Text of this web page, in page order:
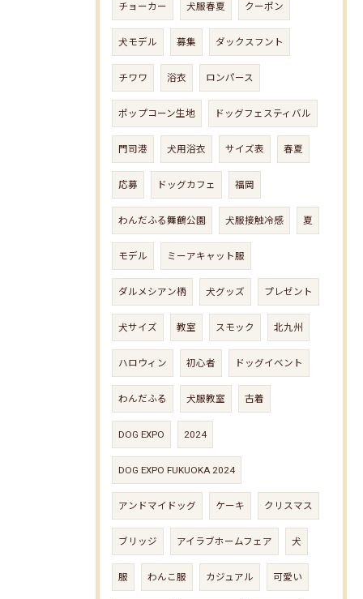
チョーカー 犬服春夏 クーポン
犬モデル 募集 ダックスフント
チワワ 浴衣 ロンパース
ポップコーン生地 ドッグフェスティバル
門司港 犬用浴衣 サイズ表 春夏
応募 ドッグカフェ 福岡
わんだふる舞鶴公園 犬服接触冷感 夏
モデル ミーアキャット服
ダルメシアン柄 犬グッズ プレゼント
犬サイズ 教室 スモック 北九州
ハロウィン 初心者 ドッグイベント
わんだふる 犬服教室 古着
DOG EXPO 2024
DOG EXPO FUKUOKA 2024
アンドマイドッグ ケーキ クリスマス
ブリッジ アイラブホームフェア 犬
服 わんこ服 カジュアル 可愛い